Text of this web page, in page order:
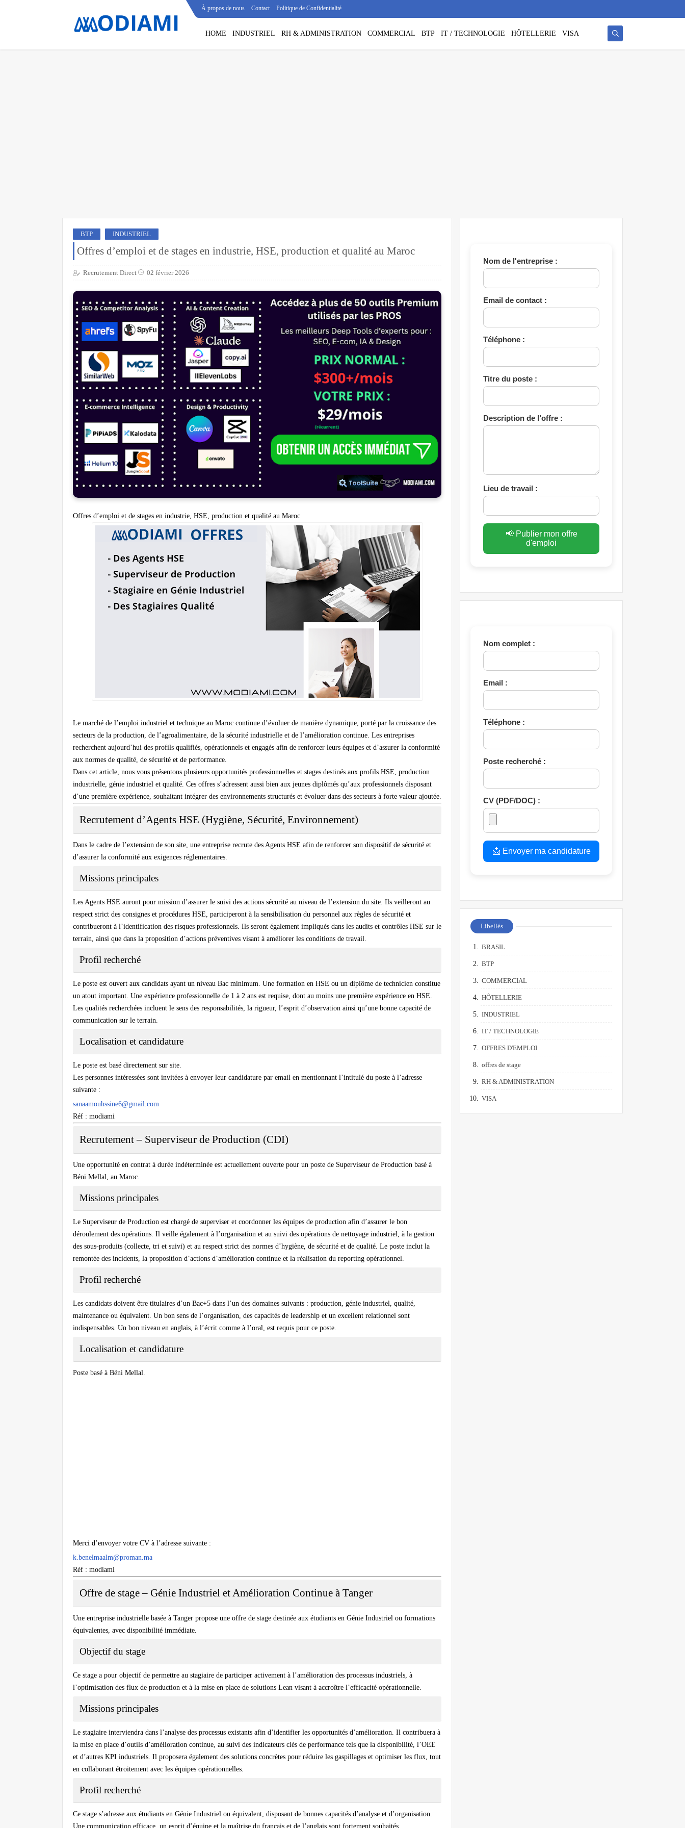
À propos de nous Contact Politique de Confidentialité
HOME INDUSTRIEL RH & ADMINISTRATION COMMERCIAL BTP IT / TECHNOLOGIE HÔTELLERIE VISA
BTP INDUSTRIEL
Offres d’emploi et de stages en industrie, HSE, production et qualité au Maroc
Recrutement Direct 02 février 2026
Offres d’emploi et de stages en industrie, HSE, production et qualité au Maroc
Le marché de l’emploi industriel et technique au Maroc continue d’évoluer de manière dynamique, porté par la croissance des
secteurs de la production, de l’agroalimentaire, de la sécurité industrielle et de l’amélioration continue. Les entreprises
recherchent aujourd’hui des profils qualifiés, opérationnels et engagés afin de renforcer leurs équipes et d’assurer la conformité
aux normes de qualité, de sécurité et de performance.
Dans cet article, nous vous présentons plusieurs opportunités professionnelles et stages destinés aux profils HSE, production
industrielle, génie industriel et qualité. Ces offres s’adressent aussi bien aux jeunes diplômés qu’aux professionnels disposant
d’une première expérience, souhaitant intégrer des environnements structurés et évoluer dans des secteurs à forte valeur ajoutée.
Recrutement d’Agents HSE (Hygiène, Sécurité, Environnement)
Dans le cadre de l’extension de son site, une entreprise recrute des Agents HSE afin de renforcer son dispositif de sécurité et
d’assurer la conformité aux exigences réglementaires.
Missions principales
Les Agents HSE auront pour mission d’assurer le suivi des actions sécurité au niveau de l’extension du site. Ils veilleront au
respect strict des consignes et procédures HSE, participeront à la sensibilisation du personnel aux règles de sécurité et
contribueront à l’identification des risques professionnels. Ils seront également impliqués dans les audits et contrôles HSE sur le
terrain, ainsi que dans la proposition d’actions préventives visant à améliorer les conditions de travail.
Profil recherché
Le poste est ouvert aux candidats ayant un niveau Bac minimum. Une formation en HSE ou un diplôme de technicien constitue
un atout important. Une expérience professionnelle de 1 à 2 ans est requise, dont au moins une première expérience en HSE.
Les qualités recherchées incluent le sens des responsabilités, la rigueur, l’esprit d’observation ainsi qu’une bonne capacité de
communication sur le terrain.
Localisation et candidature
Le poste est basé directement sur site.
Les personnes intéressées sont invitées à envoyer leur candidature par email en mentionnant l’intitulé du poste à l’adresse
suivante :
sanaamouhssine6@gmail.com
Réf : modiami
Recrutement – Superviseur de Production (CDI)
Une opportunité en contrat à durée indéterminée est actuellement ouverte pour un poste de Superviseur de Production basé à
Béni Mellal, au Maroc.
Missions principales
Le Superviseur de Production est chargé de superviser et coordonner les équipes de production afin d’assurer le bon
déroulement des opérations. Il veille également à l’organisation et au suivi des opérations de nettoyage industriel, à la gestion
des sous-produits (collecte, tri et suivi) et au respect strict des normes d’hygiène, de sécurité et de qualité. Le poste inclut la
remontée des incidents, la proposition d’actions d’amélioration continue et la réalisation du reporting opérationnel.
Profil recherché
Les candidats doivent être titulaires d’un Bac+5 dans l’un des domaines suivants : production, génie industriel, qualité,
maintenance ou équivalent. Un bon sens de l’organisation, des capacités de leadership et un excellent relationnel sont
indispensables. Un bon niveau en anglais, à l’écrit comme à l’oral, est requis pour ce poste.
Localisation et candidature
Poste basé à Béni Mellal.
Merci d’envoyer votre CV à l’adresse suivante :
k.benelmaalm@proman.ma
Réf : modiami
Offre de stage – Génie Industriel et Amélioration Continue à Tanger
Une entreprise industrielle basée à Tanger propose une offre de stage destinée aux étudiants en Génie Industriel ou formations
équivalentes, avec disponibilité immédiate.
Objectif du stage
Ce stage a pour objectif de permettre au stagiaire de participer activement à l’amélioration des processus industriels, à
l’optimisation des flux de production et à la mise en place de solutions Lean visant à accroître l’efficacité opérationnelle.
Missions principales
Le stagiaire interviendra dans l’analyse des processus existants afin d’identifier les opportunités d’amélioration. Il contribuera à
la mise en place d’outils d’amélioration continue, au suivi des indicateurs clés de performance tels que la disponibilité, l’OEE
et d’autres KPI industriels. Il proposera également des solutions concrètes pour réduire les gaspillages et optimiser les flux, tout
en collaborant étroitement avec les équipes opérationnelles.
Profil recherché
Ce stage s’adresse aux étudiants en Génie Industriel ou équivalent, disposant de bonnes capacités d’analyse et d’organisation.
Une communication efficace, un esprit d’équipe et la maîtrise du français et de l’anglais sont fortement souhaités.
Nom de l'entreprise :
Email de contact :
Téléphone :
Titre du poste :
Description de l’offre :
Lieu de travail :
📢 Publier mon offre
d'emploi
Nom complet :
Email :
Téléphone :
Poste recherché :
CV (PDF/DOC) :
📩 Envoyer ma candidature
Libellés
BRASIL
BTP
COMMERCIAL
HÔTELLERIE
INDUSTRIEL
IT / TECHNOLOGIE
OFFRES D'EMPLOI
offres de stage
RH & ADMINISTRATION
VISA